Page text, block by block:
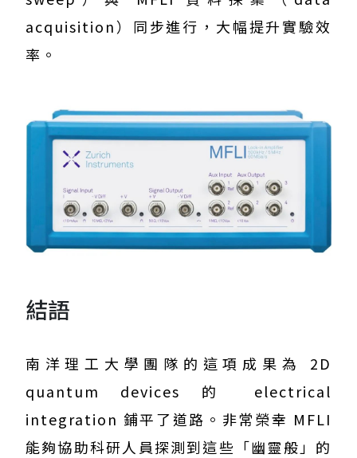
acquisition）同步進行，大幅提升實驗效
率。
結語
南洋理工大學團隊的這項成果為 2D
quantum devices 的 electrical
integration 鋪平了道路。非常榮幸 MFLI
能夠協助科研人員探測到這些「幽靈般」的